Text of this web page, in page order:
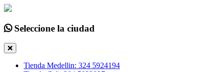
Seleccione la ciudad
Tienda Medellin: 324 5924194